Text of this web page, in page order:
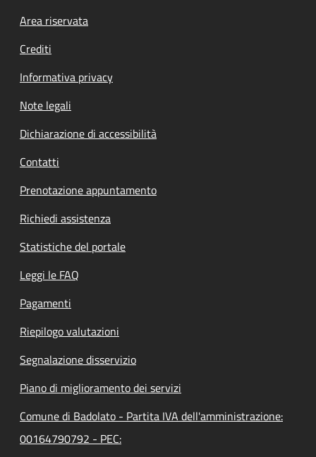
Footer menu
Area riservata
Crediti
Informativa privacy
Note legali
Dichiarazione di accessibilità
Contatti
Prenotazione appuntamento
Richiedi assistenza
Statistiche del portale
Leggi le FAQ
Pagamenti
Riepilogo valutazioni
Segnalazione disservizio
Piano di miglioramento dei servizi
Comune di Badolato - Partita IVA dell'amministrazione:
00164790792 - PEC: